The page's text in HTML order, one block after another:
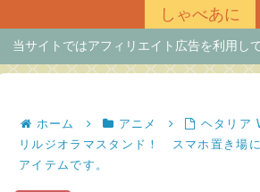
しゃべあに
当サイトではアフィリエイト広告を利用し
ホーム アニメ
ヘタリア
リルジオラマスタンド！ スマホ置き場
アイテムです。